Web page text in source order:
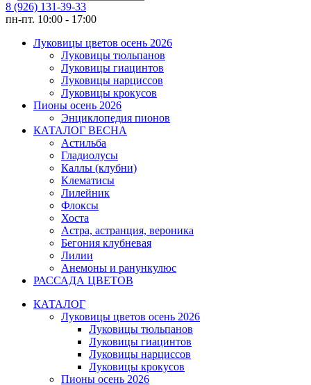
8 (926) 131-39-33
пн-пт. 10:00 - 17:00
Луковицы цветов осень 2026
Луковицы тюльпанов
Луковицы гиацинтов
Луковицы нарциссов
Луковицы крокусов
Пионы осень 2026
Энциклопедия пионов
КАТАЛОГ ВЕСНА
Астильба
Гладиолусы
Каллы (клубни)
Клематисы
Лилейник
Флоксы
Хоста
Астра, астранция, вероника
Бегония клубневая
Лилии
Анемоны и ранункулюс
РАССАДА ЦВЕТОВ
КАТАЛОГ
Луковицы цветов осень 2026
Луковицы тюльпанов
Луковицы гиацинтов
Луковицы нарциссов
Луковицы крокусов
Пионы осень 2026